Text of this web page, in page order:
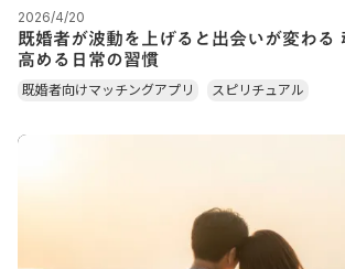
2026/4/20
既婚者が波動を上げると出会いが変わる
高める日常の習慣
既婚者向けマッチングアプリ スピリチュアル